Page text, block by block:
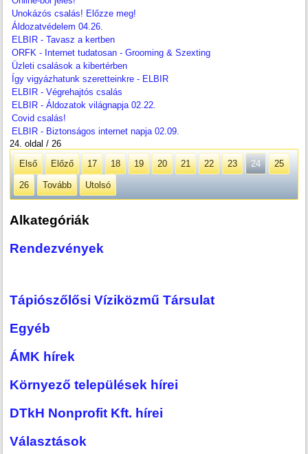
Unokázós csalás! Előzze meg!
Áldozatvédelem 04.26.
ELBIR - Tavasz a kertben
ORFK - Internet tudatosan - Grooming & Szexting
Üzleti csalások a kibertérben
Így vigyázhatunk szeretteinkre - ELBIR
ELBIR - Végrehajtós csalás
ELBIR - Áldozatok világnapja 02.22.
Covid csalás!
ELBIR - Biztonságos internet napja 02.09.
24. oldal / 26
Első
Előző 17 18 19 20 21 22 23 24 25
26 Tovább Utolsó
Alkategóriák
Rendezvények
Tápiószőlősi Víziközmű Társulat
Egyéb
ÁMK hírek
Környező települések hírei
DTkH Nonprofit Kft. hírei
Választások